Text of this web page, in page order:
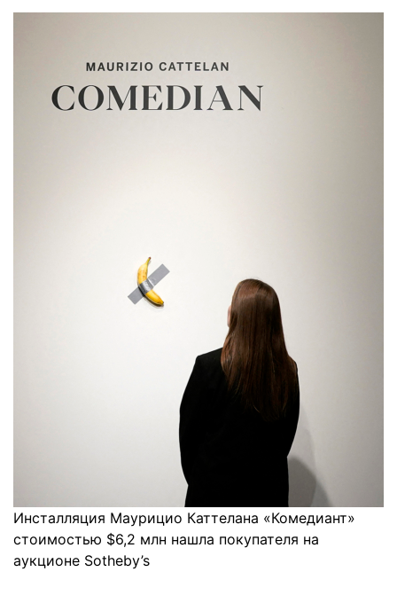
Инсталляция Маурицио Каттелана «Комедиант»
стоимостью $6,2 млн нашла покупателя на
аукционе Sotheby’s